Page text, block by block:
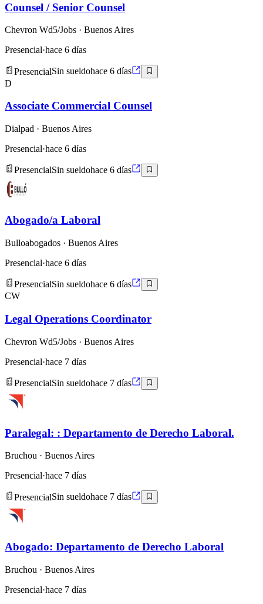
Counsel / Senior Counsel
Chevron Wd5/Jobs · Buenos Aires
Presencial·hace 6 días
PresencialSin sueldohace 6 días
D
Associate Commercial Counsel
Dialpad · Buenos Aires
Presencial·hace 6 días
PresencialSin sueldohace 6 días
Abogado/a Laboral
Bulloabogados · Buenos Aires
Presencial·hace 6 días
PresencialSin sueldohace 6 días
CW
Legal Operations Coordinator
Chevron Wd5/Jobs · Buenos Aires
Presencial·hace 7 días
PresencialSin sueldohace 7 días
Paralegal: : Departamento de Derecho Laboral.
Bruchou · Buenos Aires
Presencial·hace 7 días
PresencialSin sueldohace 7 días
Abogado: Departamento de Derecho Laboral
Bruchou · Buenos Aires
Presencial·hace 7 días